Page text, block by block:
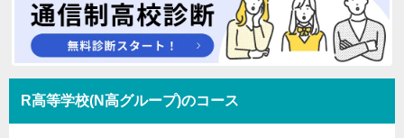
R高等学校(N高グループ)のコース